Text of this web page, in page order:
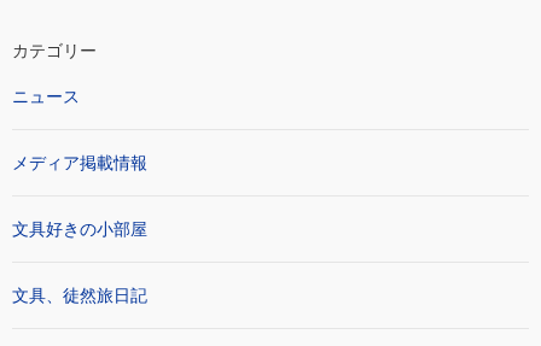
カテゴリー
ニュース
メディア掲載情報
文具好きの小部屋
文具、徒然旅日記